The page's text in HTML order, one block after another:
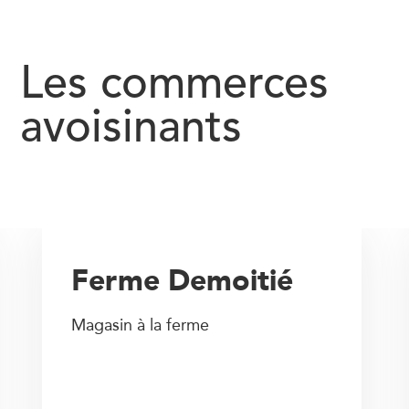
Les commerces
avoisinants
Ferme Demoitié
Magasin à la ferme